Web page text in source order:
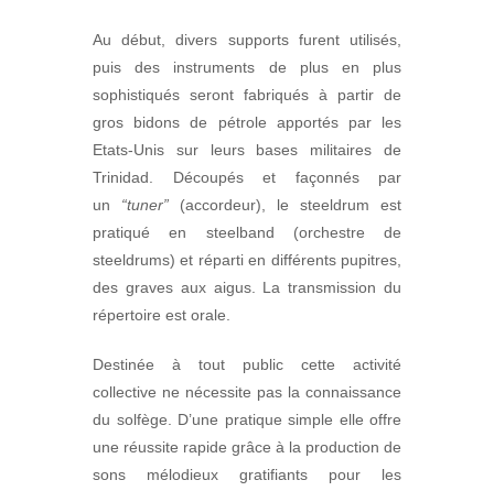
Au début, divers supports furent utilisés,
puis des instruments de plus en plus
sophistiqués seront fabriqués à partir de
gros bidons de pétrole apportés par les
Etats-Unis sur leurs bases militaires de
Trinidad. Découpés et façonnés par
un “tuner” (accordeur), le steeldrum est
pratiqué en steelband (orchestre de
steeldrums) et réparti en différents pupitres,
des graves aux aigus. La transmission du
répertoire est orale.
Destinée à tout public cette activité
collective ne nécessite pas la connaissance
du solfège. D’une pratique simple elle offre
une réussite rapide grâce à la production de
sons mélodieux gratifiants pour les